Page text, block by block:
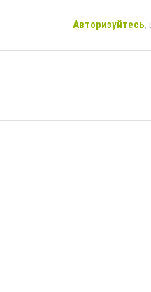
Авторизуйтесь,